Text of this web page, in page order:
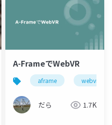
A-FrameでWebVR
aframe webvr
だら 1.7K